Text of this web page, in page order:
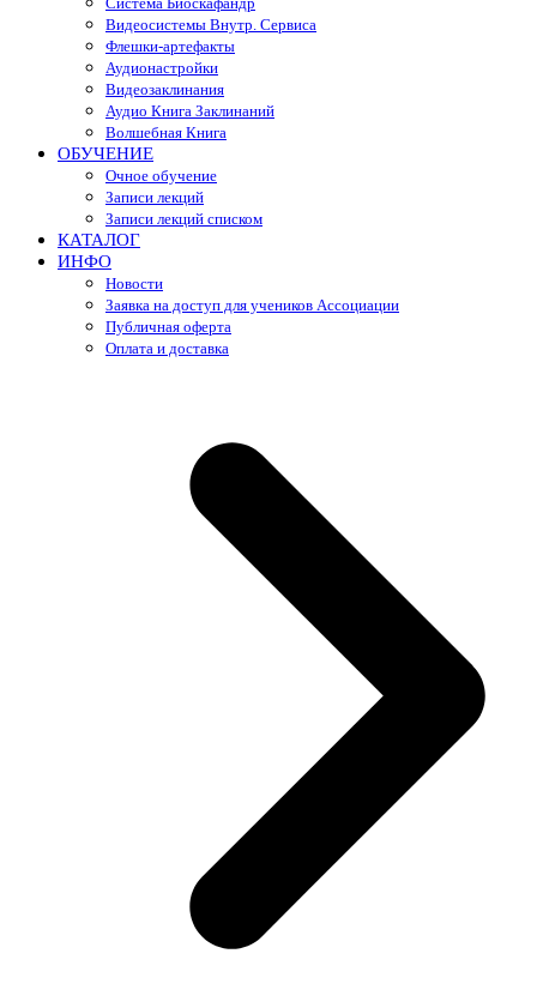
Видеосистемы Внутр. Сервиса
Флешки-артефакты
Аудионастройки
Видеозаклинания
Аудио Книга Заклинаний
Волшебная Книга
ОБУЧЕНИЕ
Очное обучение
Записи лекций
Записи лекций списком
КАТАЛОГ
ИНФО
Новости
Заявка на доступ для учеников Ассоциации
Публичная оферта
Оплата и доставка